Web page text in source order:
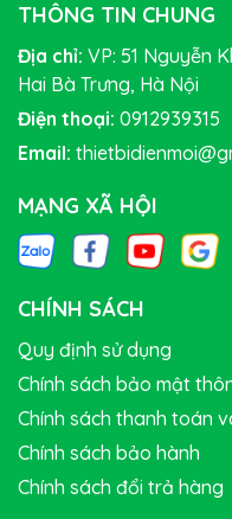
THÔNG TIN CHUNG
Địa chỉ: VP: 51 Nguyễn
Hai Bà Trưng, Hà Nội
Điện thoại: 0912939315
Email:
MẠNG XÃ HỘI
CHÍNH SÁCH
Quy định sử dụng
Chính sách bảo mật
Chính sách thanh toán
Chính sách bảo hành
Chính sách đổi trả hàng